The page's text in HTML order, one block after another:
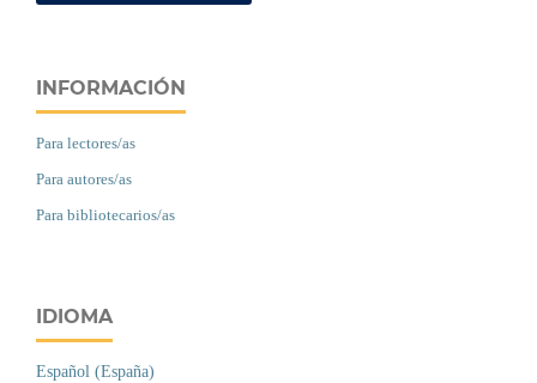
INFORMACIÓN
Para lectores/as
Para autores/as
Para bibliotecarios/as
IDIOMA
Español (España)